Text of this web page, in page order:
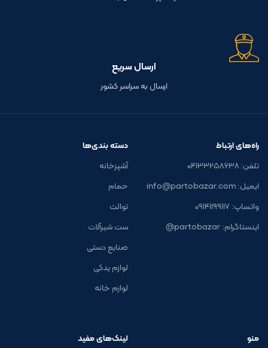
ارسال سریع
ارسال به سراسر کشور
راه‌های ارتباط
تلفن: ۰۴۱۳۳۲۵۸۶۳۸
ایمیل: info@partobazar.com
واتساپ: ۰۹۱۴۱۱۹۹۱۱۷
اینستاگرام: partobazar@
دسته بندی‌ها
آشپزخانه
حمام
توالت
ست شیرآلات
صنایع دستی
لوازم یدکی
لوازم خانه
منو
لینک‌های مفید